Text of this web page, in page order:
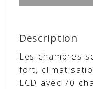
Description
Les chambres
fort,
LCD avec 70